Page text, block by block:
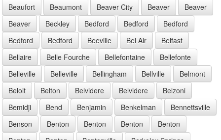
Beaufort
Beaumont Beaver City Beaver
Beaver
Beaver
Beckley Bedford Bedford
Bedford
Bedford
Bedford Beeville Bel Air
Belfast
Bellaire
Belle Fourche Bellefontaine
Bellefonte
Belleville
Belleville Bellingham Bellville
Belmont
Beloit
Belton Belvidere Belvidere
Belzoni
Bemidji
Bend Benjamin Benkelman
Bennettsville
Benson
Benton Benton Benton
Benton